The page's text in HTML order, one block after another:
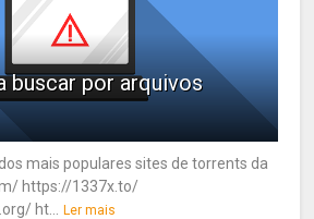
buscar por arquivos
mais populares sites de torrents da
https://1337x.to/
ht...
Ler mais